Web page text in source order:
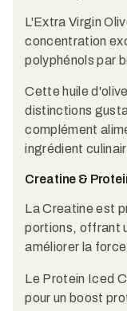
L'Extra Virgin
concentration
polyphénols par
Cette huile
distinctions
complément
ingrédient
Creatine &
La Creatine est
portions, offrant
améliorer la
Le Protein Iced
pour un boost